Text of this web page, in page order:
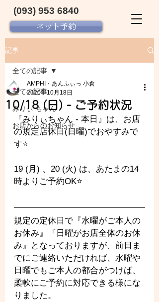
ネット予約
(093) 953 6840‬
記事
全ての記事
みりぃ ちゃん
お店からのお知らせ
全ての記事
10/18 (日) - ご予約状況
AMPHI・あんふぃっ 小倉
2020年10月18日
『みりぃちゃん - 本日』は、お店
の規定店休日(日曜)でおやすみで
す⭐
19 (月) 、20 (火) は、あたまの14
時よりご予約OK⭐️
規定の定休日で『水曜がご本人の
お休み』『日曜がお店全体のお休
み』となっておりますが、前日ま
でにご連絡いただければ、水曜や
日曜でもご本人の都合がつけば、
柔軟にご予約に対応できる様にな
りました。